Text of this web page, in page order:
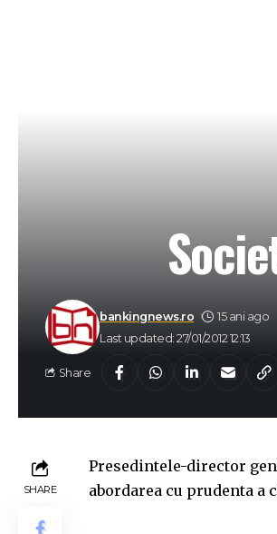
Last updated: 27/01/2012 12:13
bankingnews.ro 15 ani ago
Share
SHARE
Presedintele-director
abordarea cu prudenta